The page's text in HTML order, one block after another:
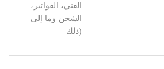
الفني، الفواتير،
الشحن وما إلى
ذلك)